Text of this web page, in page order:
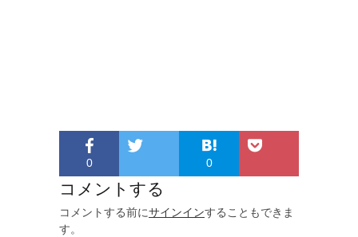
0 0
コメントする
コメントする前にサインインすることもできま
す。